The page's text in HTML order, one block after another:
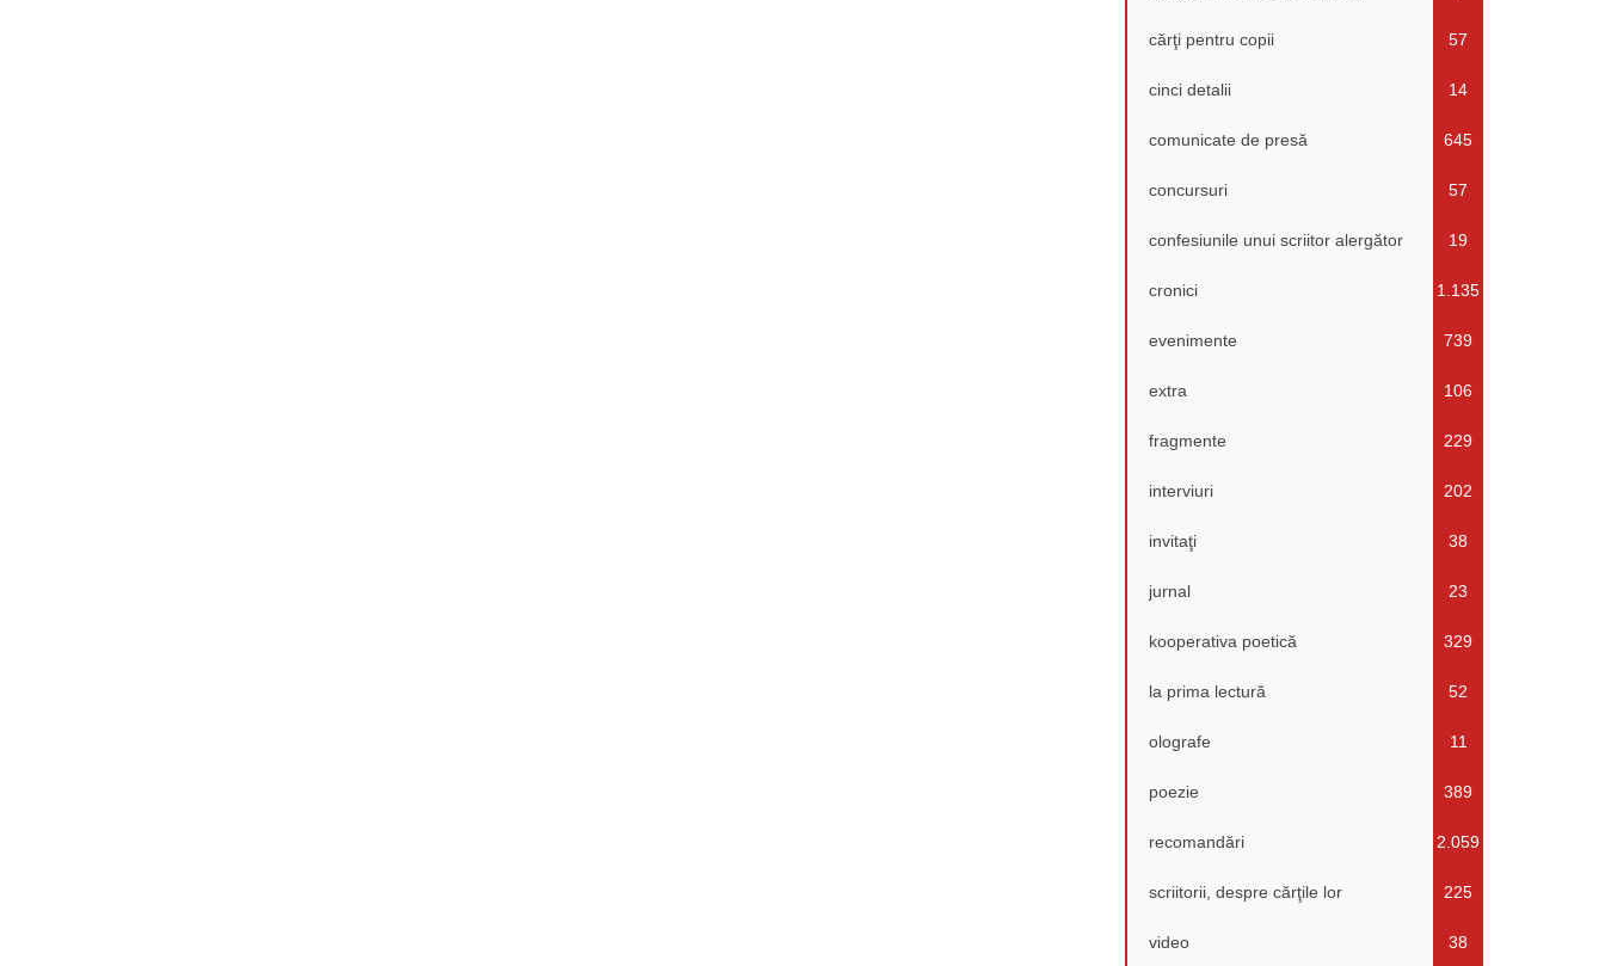
cărţi pentru copii 57
cinci detalii 14
comunicate de presă 645
concursuri 57
confesiunile unui scriitor alergător 19
cronici 1.135
evenimente 739
extra 106
fragmente 229
interviuri 202
invitaţi 38
jurnal 23
kooperativa poetică 329
la prima lectură 52
olografe 11
poezie 389
recomandări 2.059
scriitorii, despre cărţile lor 225
video 38